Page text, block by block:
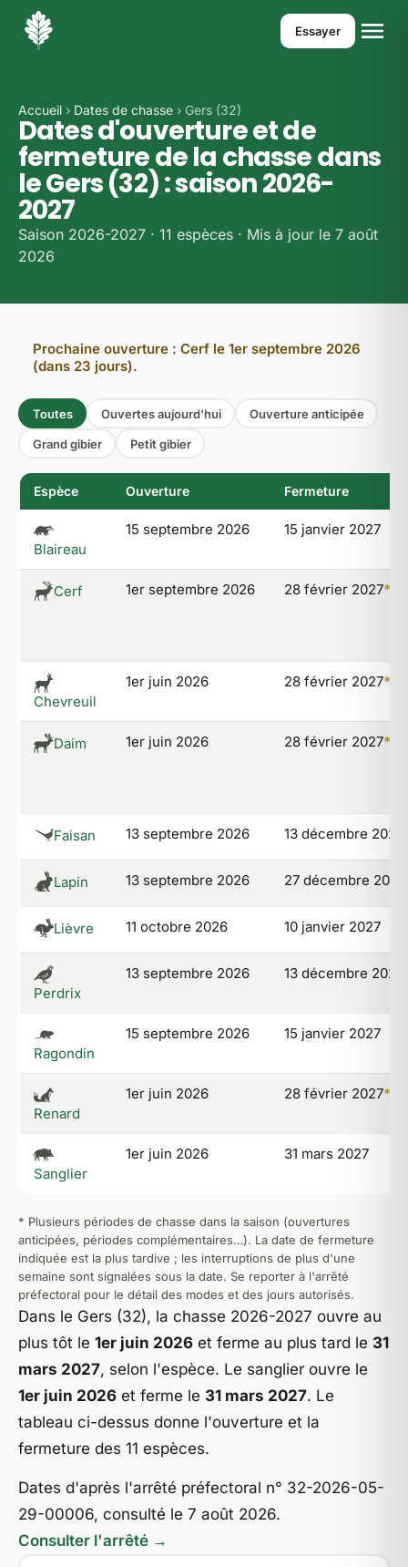
Essayer
Accueil › Dates de chasse › Gers (32)
Dates d'ouverture et de
fermeture de la chasse dans
le Gers (32) : saison 2026-
2027
Saison 2026-2027 · 11 espèces · Mis à jour le 7 août
2026
Prochaine ouverture : Cerf le 1er septembre 2026
(dans 23 jours).
Toutes Ouvertes aujourd'hui Ouverture anticipée
Grand gibier Petit gibier
Espèce Ouverture Fermeture
Blaireau
15 septembre 2026 15 janvier 2027
Cerf 1er septembre 2026 28 février 2027*
Chevreuil
1er juin 2026 28 février 2027*
Daim 1er juin 2026 28 février 2027*
Faisan 13 septembre 2026 13 décembre 2026
Lapin 13 septembre 2026 27 décembre 2026
Lièvre 11 octobre 2026 10 janvier 2027
Perdrix
13 septembre 2026 13 décembre 2026
Ragondin
15 septembre 2026 15 janvier 2027
Renard
1er juin 2026 28 février 2027*
Sanglier
1er juin 2026 31 mars 2027
* Plusieurs périodes de chasse dans la saison (ouvertures
anticipées, périodes complémentaires…). La date de fermeture
indiquée est la plus tardive ; les interruptions de plus d'une
semaine sont signalées sous la date. Se reporter à l'arrêté
préfectoral pour le détail des modes et des jours autorisés.
Dans le Gers (32), la chasse 2026-2027 ouvre au
plus tôt le 1er juin 2026 et ferme au plus tard le 31
mars 2027, selon l'espèce. Le sanglier ouvre le
1er juin 2026 et ferme le 31 mars 2027. Le
tableau ci-dessus donne l'ouverture et la
fermeture des 11 espèces.
Dates d'après l'arrêté préfectoral n° 32-2026-05-
29-00006, consulté le 7 août 2026.
Consulter l'arrêté →